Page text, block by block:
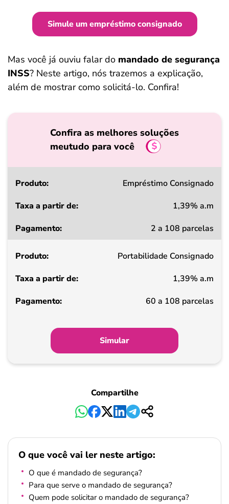
Simule um empréstimo consignado
Mas você já ouviu falar do mandado de segurança
INSS? Neste artigo, nós trazemos a explicação,
além de mostrar como solicitá-lo. Confira!
Confira as melhores soluções
meutudo para você
Produto
a
de
Pagamento
Empréstimo Consignado
1,39% a.m
2 a 108 parcelas
Portabilidade Consignado
1,39% a.m
60 a 108 parcelas
Simular
Compartilhe
O que você vai ler neste artigo:
O que é mandado de segurança?
Para que serve o mandado de segurança?
Quem pode solicitar o mandado de segurança?